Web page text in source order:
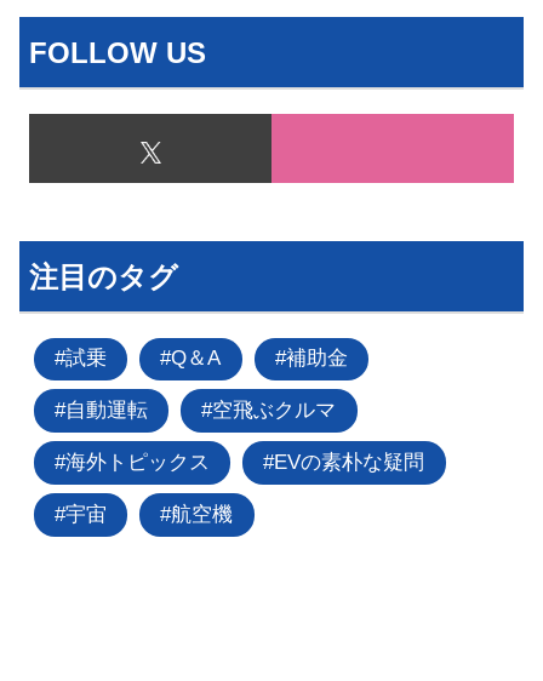
FOLLOW US
注目のタグ
試乗 Q＆A 補助金
自動運転 空飛ぶクルマ
海外トピックス EVの素朴な疑問
宇宙 航空機